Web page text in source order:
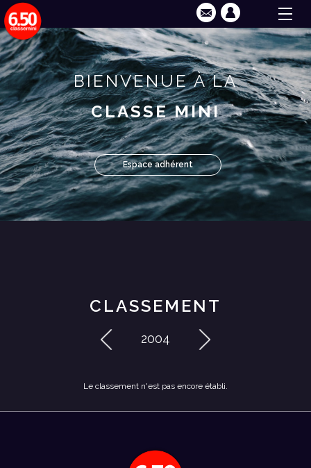
BIENVENUE À LA
CLASSE MINI
Espace adhérent
CLASSEMENT
2004
Le classement n'est pas encore établi.